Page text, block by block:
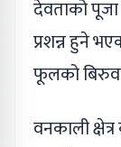
देवताको
प्रशन्न हुने
फूलको
वनकाली